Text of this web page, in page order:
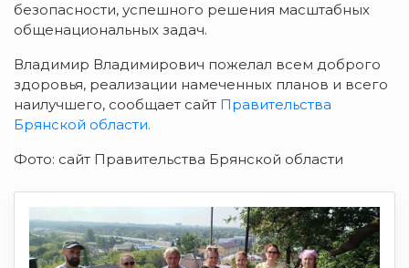
безопасности, успешного решения масштабных
общенациональных задач.
Владимир Владимирович пожелал всем доброго
здоровья, реализации намеченных планов и всего
наилучшего, сообщает сайт Правительства
Брянской области.
Фото: сайт Правительства Брянской области